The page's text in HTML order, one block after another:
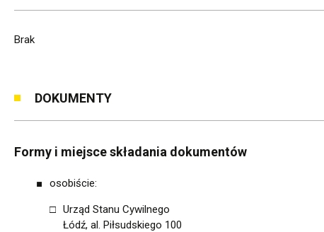
Brak
DOKUMENTY
Formy i miejsce składania dokumentów
osobiście:
Urząd Stanu Cywilnego
Łódź, al. Piłsudskiego 100